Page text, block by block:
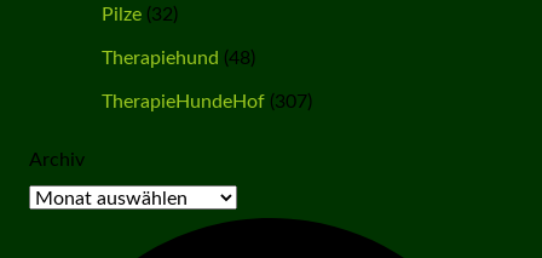
Pilze (32)
Therapiehund (48)
TherapieHundeHof (307)
Archiv